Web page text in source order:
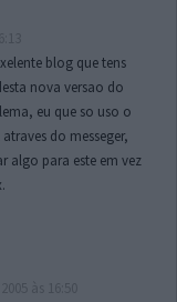
blog que tens
nova versao do
eu que so uso o
do messeger,
algo para este em vez